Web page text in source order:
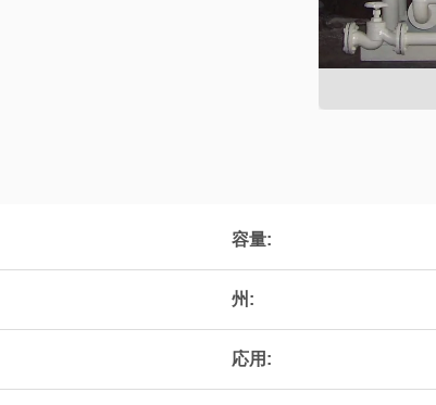
容量:
州:
応用: